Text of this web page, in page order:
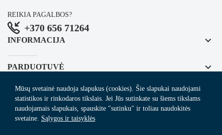
REIKIA PAGALBOS?
+370 656 71264
INFORMACIJA keyboard_arrow_down
PARDUOTUVĖ keyboard_arrow_down
REGISTRUOKITĖS NAUJIENLAIŠKIUI
Mūsų svetainė naudoja slapukus (cookies). Šie slapukai naudojami
statistikos ir rinkodaros tikslais. Jei Jūs sutinkate su šiems tikslams
naudojamais slapukais, spauskite "sutinku" ir toliau naudokitės
svetaine. Sąlygos ir taisyklės